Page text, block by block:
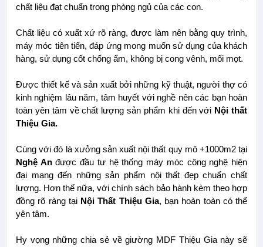
chất liệu đạt chuẩn trong phòng ngủ của các con.
Chất liệu có xuất xứ rõ ràng, được làm nên bằng quy trình,
máy móc tiên tiến, đáp ứng mong muốn sử dụng của khách
hàng, sử dụng cốt chống ẩm, không bị cong vênh, mối mọt.
Được thiết kế và sản xuất bởi những kỹ thuật, người thợ có
kinh nghiệm lâu năm, tâm huyết với nghề nên các bạn hoàn
toàn yên tâm về chất lượng sản phẩm khi đến với Nội thất
Thiệu Gia.
Cùng với đó là xưởng sản xuất nội thất quy mô +1000m2 tại
Nghệ Anđược đầu tư hệ thống máy móc công nghệ hiện
đại mang đến những sản phẩm nội thất đẹp chuẩn chất
lượng. Hơn thế nữa, với chính sách bảo hành kèm theo hợp
đồng rõ ràng tại Nội Thất Thiệu Gia, bạn hoàn toàn có thể
yên tâm.
Hy vọng những chia sẻ về giường MDF Thiệu Gia này sẽ